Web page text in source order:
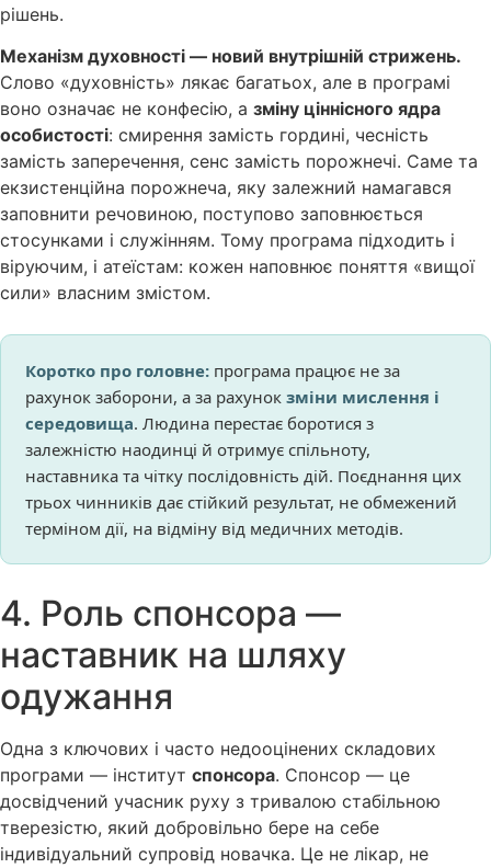
рішень.
Механізм духовності — новий внутрішній стрижень.
Слово «духовність» лякає багатьох, але в програмі
воно означає не конфесію, а зміну ціннісного ядра
особистості: смирення замість гордині, чесність
замість заперечення, сенс замість порожнечі. Саме та
екзистенційна порожнеча, яку залежний намагався
заповнити речовиною, поступово заповнюється
стосунками і служінням. Тому програма підходить і
віруючим, і атеїстам: кожен наповнює поняття «вищої
сили» власним змістом.
Коротко про головне: програма працює не за
рахунок заборони, а за рахунок зміни мислення і
середовища. Людина перестає боротися з
залежністю наодинці й отримує спільноту,
наставника та чітку послідовність дій. Поєднання цих
трьох чинників дає стійкий результат, не обмежений
терміном дії, на відміну від медичних методів.
4. Роль спонсора —
наставник на шляху
одужання
Одна з ключових і часто недооцінених складових
програми — інститут спонсора. Спонсор — це
досвідчений учасник руху з тривалою стабільною
тверезістю, який добровільно бере на себе
індивідуальний супровід новачка. Це не лікар, не